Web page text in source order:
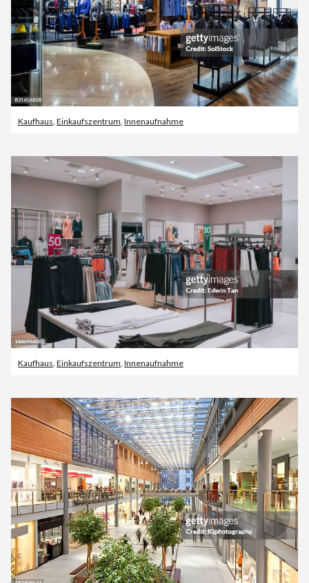
Kaufhaus, Einkaufszentrum, Innenaufnahme
Kaufhaus Einkaufszentrum Innenaufnahme